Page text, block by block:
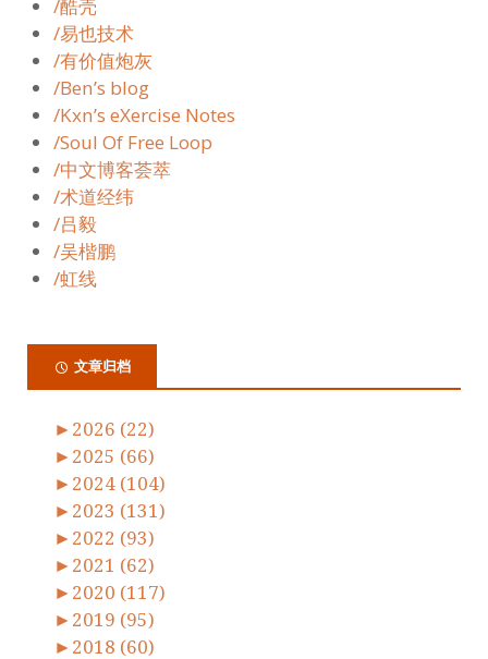
/酷壳
/易也技术
/有价值炮灰
/Ben’s blog
/Kxn’s eXercise Notes
/Soul Of Free Loop
/中文博客荟萃
/术道经纬
/吕毅
/吴楷鹏
/虹线
文章归档
► 2026 (22)
► 2025 (66)
► 2024 (104)
► 2023 (131)
► 2022 (93)
► 2021 (62)
► 2020 (117)
► 2019 (95)
► 2018 (60)